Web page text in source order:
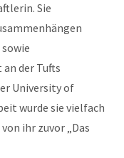
Sie
der Tufts
University of
wurde sie vielfach
ihr zuvor „Das